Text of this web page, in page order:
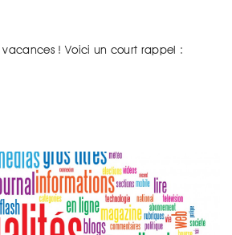
vacances ! Voici un court rappel :